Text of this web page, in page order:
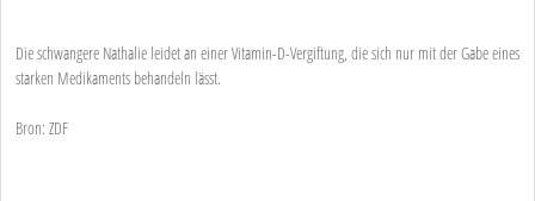
Die schwangere Nathalie leidet an einer Vitamin-D-Vergiftung, die sich nur mit der Gabe eines
starken Medikaments behandeln lässt.
Bron: ZDF